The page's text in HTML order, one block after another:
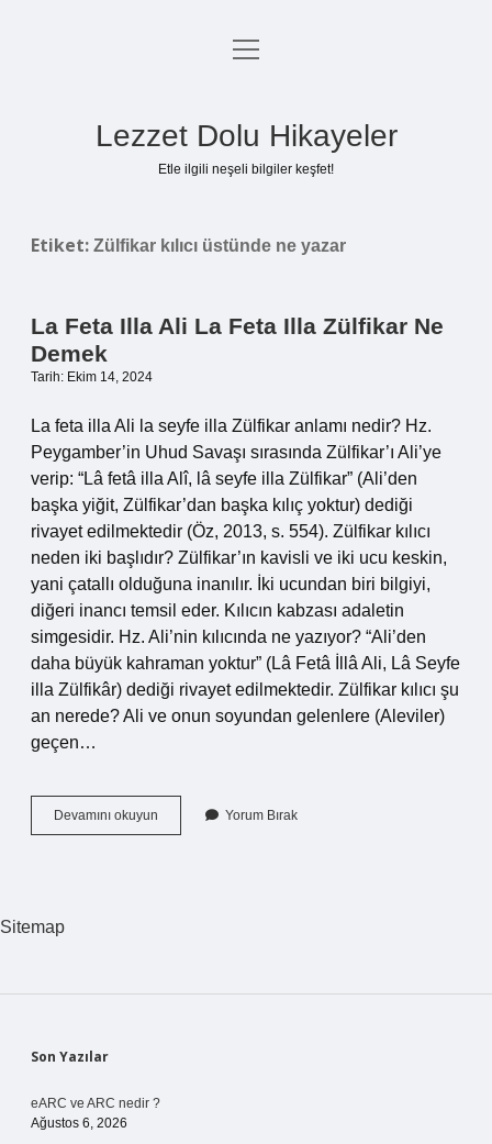
Anasayfa
menüyü
Lezzet Dolu Hikayeler
Etle ilgili neşeli bilgiler keşfet!
Etiket: Zülfikar kılıcı üstünde ne yazar
La Feta Illa Ali La Feta Illa Zülfikar Ne
Demek
Tarih: Ekim 14, 2024
La feta illa Ali la seyfe illa Zülfikar anlamı nedir? Hz.
Peygamber’in Uhud Savaşı sırasında Zülfikar’ı Ali’ye
verip: “Lâ fetâ illa Alî, lâ seyfe illa Zülfikar” (Ali’den
başka yiğit, Zülfikar’dan başka kılıç yoktur) dediği
rivayet edilmektedir (Öz, 2013, s. 554). Zülfikar kılıcı
neden iki başlıdır? Zülfikar’ın kavisli ve iki ucu keskin,
yani çatallı olduğuna inanılır. İki ucundan biri bilgiyi,
diğeri inancı temsil eder. Kılıcın kabzası adaletin
simgesidir. Hz. Ali’nin kılıcında ne yazıyor? “Ali’den
daha büyük kahraman yoktur” (Lâ Fetâ İllâ Ali, Lâ Seyfe
illa Zülfikâr) dediği rivayet edilmektedir. Zülfikar kılıcı şu
an nerede? Ali ve onun soyundan gelenlere (Aleviler)
geçen…
Devamını okuyun
Feta
Demek
Yorum Bırak
Sitemap
Sidebar
Son Yazılar
eARC ve ARC nedir ?
Ağustos 6, 2026